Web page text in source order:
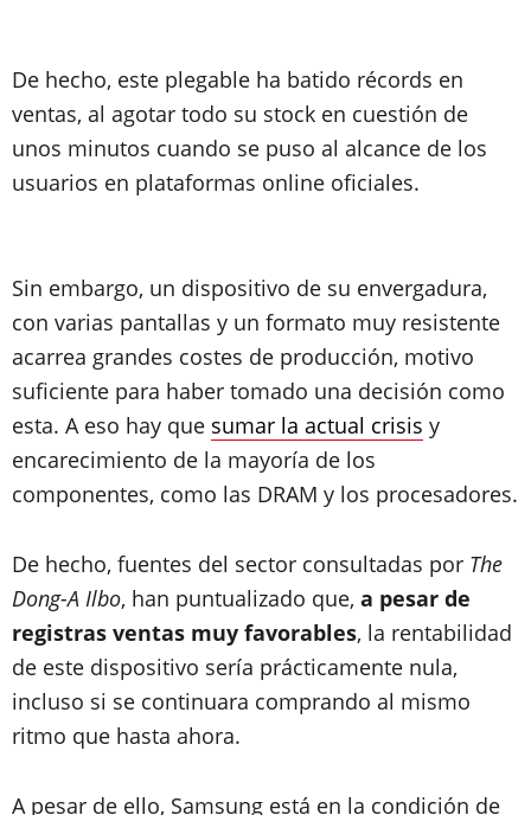
De hecho, este plegable ha batido récords en
ventas, al agotar todo su stock en cuestión de
unos minutos cuando se puso al alcance de los
usuarios en plataformas online oficiales.
Sin embargo, un dispositivo de su envergadura,
con varias pantallas y un formato muy resistente
acarrea grandes costes de producción, motivo
suficiente para haber tomado una decisión como
esta. A eso hay que sumar la actual crisis y
encarecimiento de la mayoría de los
componentes, como las DRAM y los procesadores.
De hecho, fuentes del sector consultadas por The
Dong-A Ilbo, han puntualizado que, a pesar de
registras ventas muy favorables, la rentabilidad
de este dispositivo sería prácticamente nula,
incluso si se continuara comprando al mismo
ritmo que hasta ahora.
A pesar de ello, Samsung está en la condición de